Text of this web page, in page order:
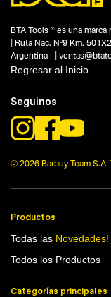
BTA Tools ® es una
| Ruta Nac. Nº9 Km.
Argentina |
Regresar al Inicio
Seguinos
© 2026 Barbuy Team
Productos
Todas las Novedades!
Todos los Productos
Categorías principales